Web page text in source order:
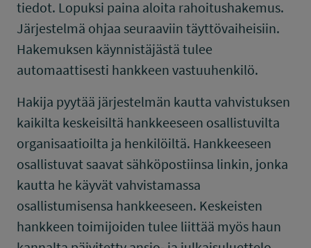
tiedot. Lopuksi paina aloita rahoitushakemus.
Järjestelmä ohjaa seuraaviin täyttövaiheisiin.
Hakemuksen käynnistäjästä tulee
automaattisesti hankkeen vastuuhenkilö.
Hakija pyytää järjestelmän kautta vahvistuksen
kaikilta keskeisiltä hankkeeseen osallistuvilta
organisaatioilta ja henkilöiltä. Hankkeeseen
osallistuvat saavat sähköpostiinsa linkin, jonka
kautta he käyvät vahvistamassa
osallistumisensa hankkeeseen. Keskeisten
hankkeen toimijoiden tulee liittää myös haun